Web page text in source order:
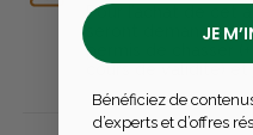
Pour l’achat de cet
seront demandés :
permis de chasser
cours de validité)
JE
Bénéficiez de
d’experts et d’offres